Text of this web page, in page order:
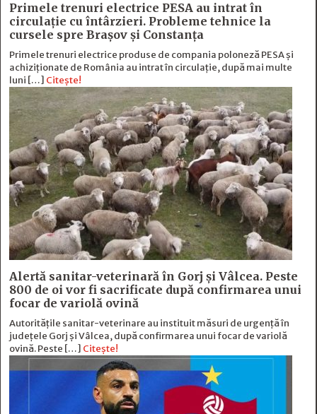
Primele trenuri electrice PESA au intrat în
circulație cu întârzieri. Probleme tehnice la
cursele spre Brașov și Constanța
Primele trenuri electrice produse de compania poloneză PESA și
achiziționate de România au intrat în circulație, după mai multe
luni […] Citește!
Alertă sanitar-veterinară în Gorj și Vâlcea. Peste
800 de oi vor fi sacrificate după confirmarea unui
focar de variolă ovină
Autoritățile sanitar-veterinare au instituit măsuri de urgență în
județele Gorj și Vâlcea, după confirmarea unui focar de variolă
ovină. Peste […] Citește!